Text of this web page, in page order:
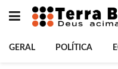
GERAL POLÍTICA